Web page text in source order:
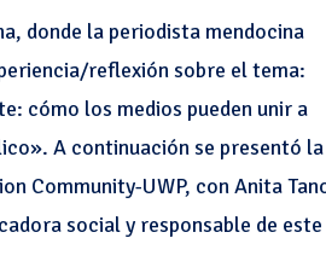
donde la periodista mendocina
reflexión sobre el tema:
cómo los medios pueden unir a
A continuación se presentó la
Community-UWP, con Anita
social y responsable de este